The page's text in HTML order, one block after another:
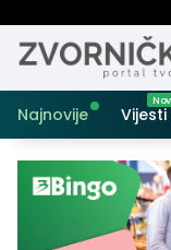
Najnovije Vijesti